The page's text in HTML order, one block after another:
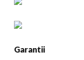
Garantii